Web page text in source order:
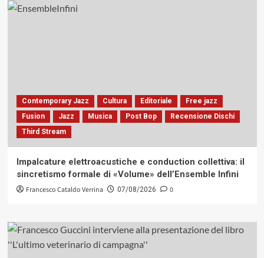
Contemporary Jazz Cultura Editoriale
Free jazz
Fusion
Jazz Musica Post Bop
Recensione Dischi
Third Stream
Impalcature elettroacustiche e conduction collettiva: il
sincretismo formale di «Volume» dell’Ensemble Infini
Francesco Cataldo Verrina 07/08/2026 0